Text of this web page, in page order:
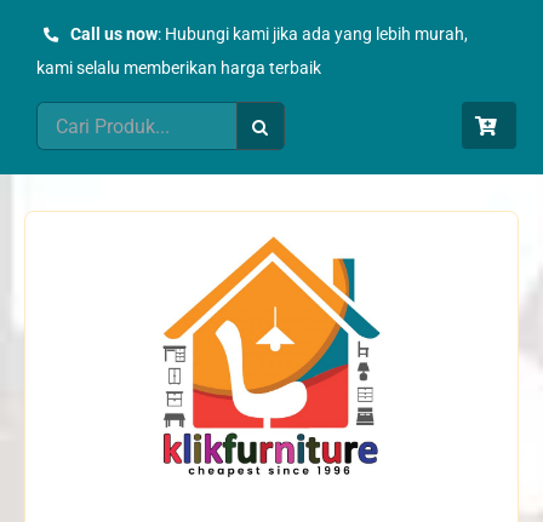
Call us now: Hubungi kami jika ada yang lebih murah,
kami selalu memberikan harga terbaik
Search
for: